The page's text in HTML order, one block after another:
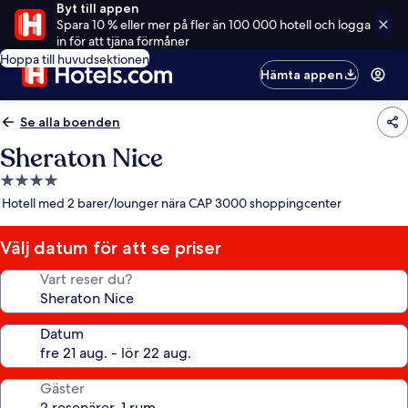
Byt till appen
Spara 10 % eller mer på fler än 100 000 hotell och logga
in för att tjäna förmåner
Hoppa till huvudsektionen
Hämta appen
Se alla boenden
Sheraton Nice
4.0-
stjärnigt
Hotell med 2 barer/lounger nära CAP 3000 shoppingcenter
Välj datum för att se priser
Vart reser du?
Datum
Gäster